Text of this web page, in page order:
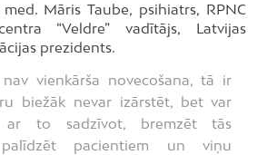
Māris Taube, psihiatrs, RPNC
“Veldre” vadītājs, Latvijas
prezidents.
nav vienkārša novecošana, tā ir
biežāk nevar izārstēt, bet var
ar to sadzīvot, bremzēt tās
pacientiem un viņu